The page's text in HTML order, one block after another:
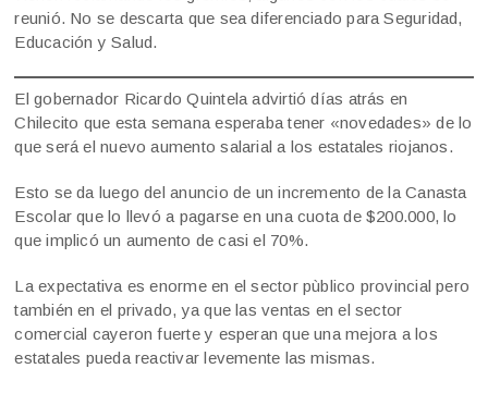
reunió. No se descarta que sea diferenciado para Seguridad,
Educación y Salud.
El gobernador Ricardo Quintela advirtió días atrás en
Chilecito que esta semana esperaba tener «novedades» de lo
que será el nuevo aumento salarial a los estatales riojanos.
Esto se da luego del anuncio de un incremento de la Canasta
Escolar que lo llevó a pagarse en una cuota de $200.000, lo
que implicó un aumento de casi el 70%.
La expectativa es enorme en el sector pùblico provincial pero
también en el privado, ya que las ventas en el sector
comercial cayeron fuerte y esperan que una mejora a los
estatales pueda reactivar levemente las mismas.